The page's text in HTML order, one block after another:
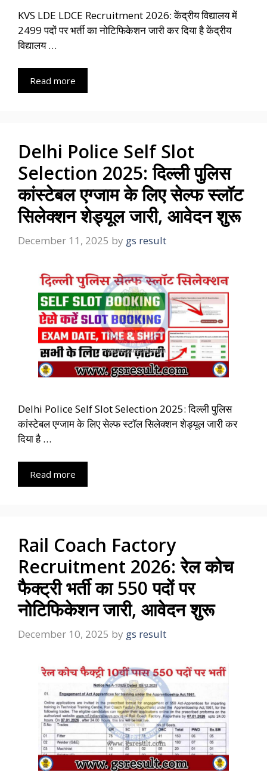
KVS LDE LDCE Recruitment 2026: केंद्रीय विद्यालय में
2499 पदों पर भर्ती का नोटिफिकेशन जारी कर दिया है केंद्रीय
विद्यालय …
Read more
Delhi Police Self Slot
Selection 2025: दिल्ली पुलिस
कांस्टेबल एग्जाम के लिए सेल्फ स्लॉट
सिलेक्शन शेड्यूल जारी, आवेदन शुरू
December 11, 2025 by gs result
Delhi Police Self Slot Selection 2025: दिल्ली पुलिस
कांस्टेबल एग्जाम के लिए सेल्फ स्टॉल सिलेक्शन शेड्यूल जारी कर
दिया है …
Read more
Rail Coach Factory
Recruitment 2026: रेल कोच
फैक्ट्री भर्ती का 550 पदों पर
नोटिफिकेशन जारी, आवेदन शुरू
December 10, 2025 by gs result